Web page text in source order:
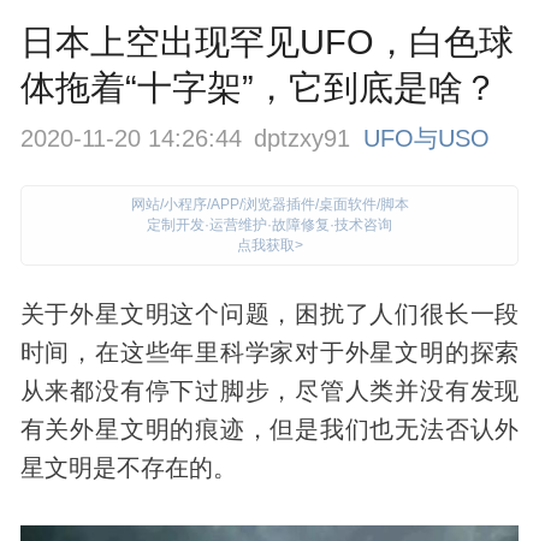
日本上空出现罕见UFO，白色球
体拖着“十字架”，它到底是啥？
2020-11-20 14:26:44 dptzxy91 UFO与USO
网站/小程序/APP/浏览器插件/桌面软件/脚本
定制开发·运营维护·故障修复·技术咨询
点我获取>
关于外星文明这个问题，困扰了人们很长一段
时间，在这些年里科学家对于外星文明的探索
从来都没有停下过脚步，尽管人类并没有发现
有关外星文明的痕迹，但是我们也无法否认外
星文明是不存在的。